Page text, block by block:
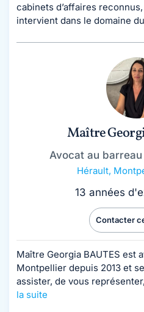
cabinets d’affaires
intervient dans le domaine
Maître
Avocat au
Hérault,
13 années
Contacter
Maître Georgia BAUTES est
Montpellier depuis 2013 et
assister, de vous
la suite